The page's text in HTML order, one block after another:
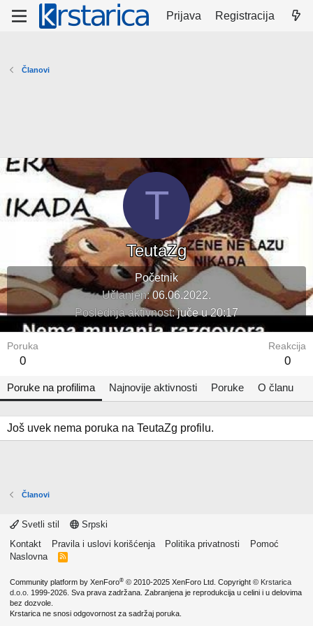
Prijava Registracija
Članovi
T
TeutaZg
Početnik
Učlanjen 06.06.2022.
Poslednja aktivnost juče u 20:17
Poruka
0
Reakcija
0
Poruke na profilima Najnovije aktivnosti Poruke O članu
Još uvek nema poruka na TeutaZg profilu.
Članovi
Svetli stil
Srpski
Kontakt
Pravila i uslovi korišćenja Politika privatnosti
Pomoć
Naslovna
R
Community platform by XenForo® © 2010-2025 XenForo Ltd. Copyright © Krstarica
d.o.o. 1999-2026. Sva prava zadržana. Zabranjena je reprodukcija u celini i u delovima
bez dozvole.
Krstarica ne snosi odgovornost za sadržaj poruka.